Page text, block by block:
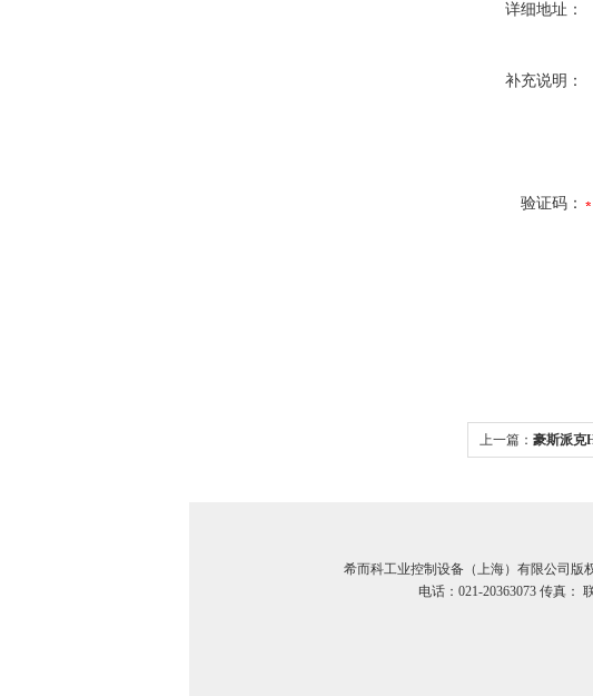
详细地址：
补充说明：
验证码：
上一篇： 豪斯派克
希而科工业控制设备（上海）有限公司版
电话：021-20363073 传真：